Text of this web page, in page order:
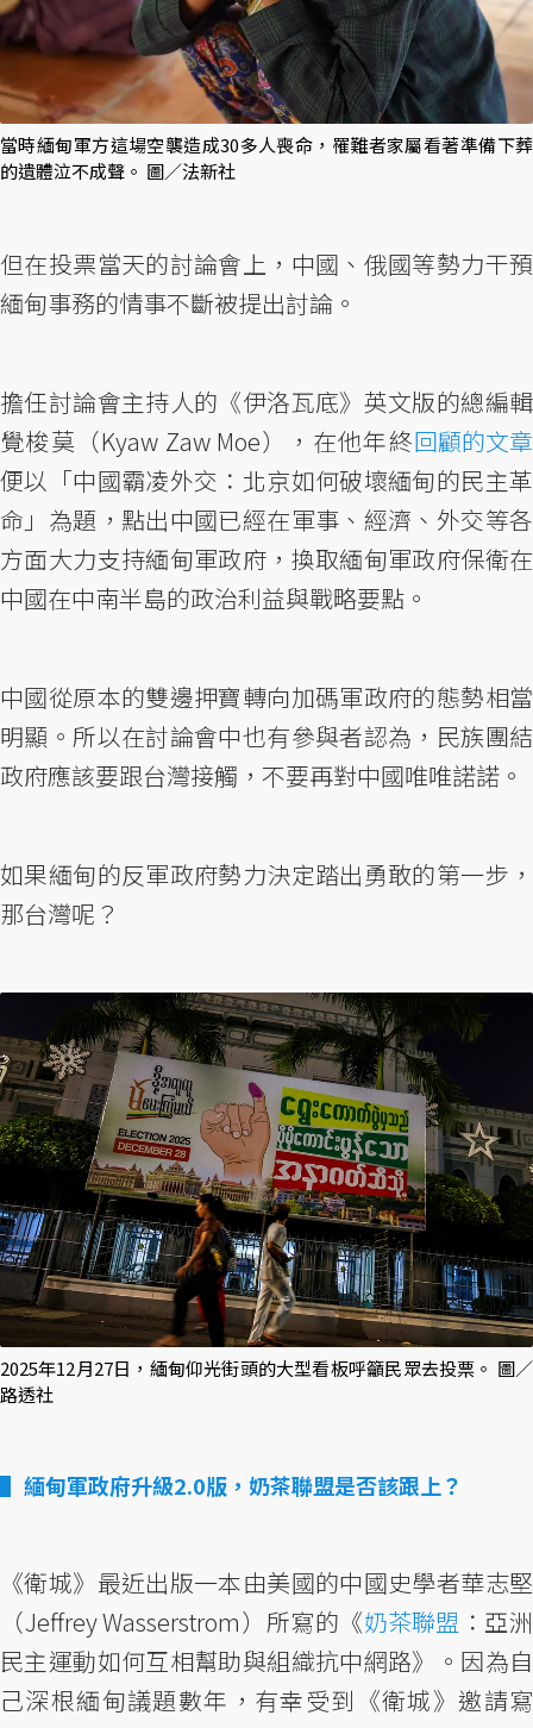
當時緬甸軍方這場空襲造成30多人喪命，罹難者家屬看著準備下葬
的遺體泣不成聲。 圖／法新社
但在投票當天的討論會上，中國、俄國等勢力干預
緬甸事務的情事不斷被提出討論。
擔任討論會主持人的《伊洛瓦底》英文版的總編輯
覺梭莫（Kyaw Zaw Moe），在他年終回顧的文章
便以「中國霸凌外交：北京如何破壞緬甸的民主革
命」為題，點出中國已經在軍事、經濟、外交等各
方面大力支持緬甸軍政府，換取緬甸軍政府保衛在
中國在中南半島的政治利益與戰略要點。
中國從原本的雙邊押寶轉向加碼軍政府的態勢相當
明顯。所以在討論會中也有參與者認為，民族團結
政府應該要跟台灣接觸，不要再對中國唯唯諾諾。
如果緬甸的反軍政府勢力決定踏出勇敢的第一步，
那台灣呢？
2025年12月27日，緬甸仰光街頭的大型看板呼籲民眾去投票。 圖／
路透社
緬甸軍政府升級2.0版，奶茶聯盟是否該跟上？
《衛城》最近出版一本由美國的中國史學者華志堅
（Jeffrey Wasserstrom）所寫的《奶茶聯盟 ：亞洲
民主運動如何互相幫助與組織抗中網路》。因為自
己深根緬甸議題數年，有幸受到《衛城》邀請寫